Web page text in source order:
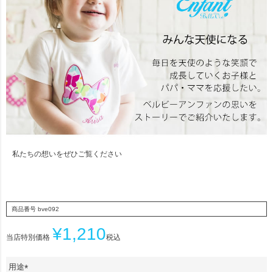
私たちの想いをぜひご覧ください
商品番号 bve092
当店特別価格 ¥1,210税込
用途